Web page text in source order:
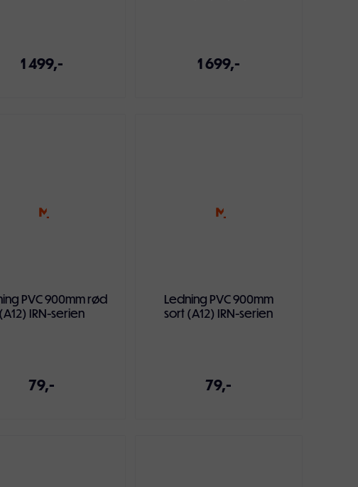
1 499,- 1 699,-
PVC 900mm rød
(A12) IRN-serien
79,-
Ledning PVC 900mm
sort (A12) IRN-serien
79,-